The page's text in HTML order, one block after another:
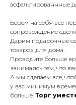
асфальтированнные
Берем на себя все
сопровождение
Дарим подарочные
товаров для дома.
Проводите больше
занимаясь тем, что
А мы сделаем все,
у вас минимум
больше. Торг